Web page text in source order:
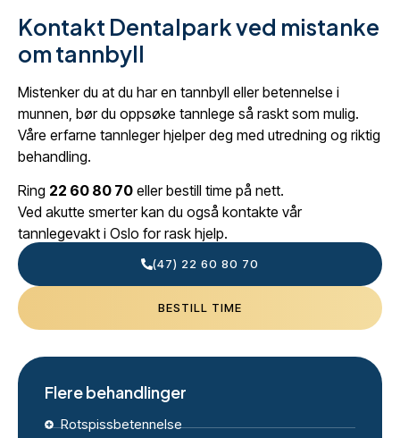
Kontakt Dentalpark ved mistanke
om tannbyll
Mistenker du at du har en tannbyll eller betennelse i
munnen, bør du oppsøke tannlege så raskt som mulig.
Våre erfarne tannleger hjelper deg med utredning og riktig
behandling.
Ring 22 60 80 70 eller bestill time på nett.
Ved akutte smerter kan du også kontakte vår
tannlegevakt i Oslo for rask hjelp.
(47) 22 60 80 70
BESTILL TIME
Flere behandlinger
Rotspissbetennelse